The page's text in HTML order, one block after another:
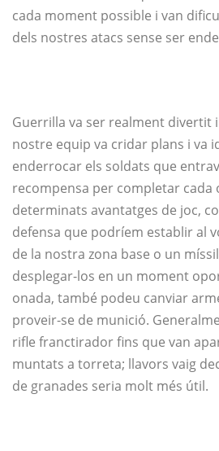
cada moment possible i van
dels nostres atacs sense ser
Guerrilla va ser realment divertit
nostre equip va cridar plans i va
enderrocar els soldats que
recompensa per completar cada
determinats avantatges de joc,
defensa que podríem establir al
de la nostra zona base o un
desplegar-los en un moment
onada, també podeu canviar
proveir-se de munició.
rifle franctirador fins que van
muntats a torreta; llavors vaig
de granades seria molt més útil.